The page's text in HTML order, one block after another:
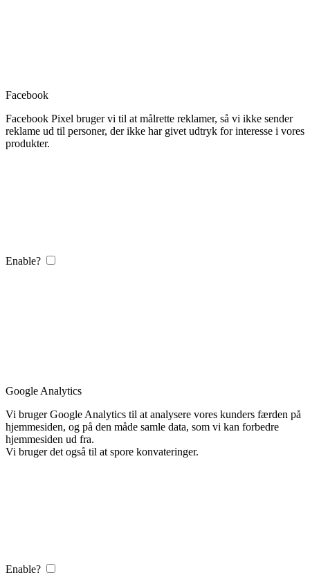
Facebook
Facebook Pixel bruger vi til at målrette reklamer, så vi ikke sender
reklame ud til personer, der ikke har givet udtryk for interesse i vores
produkter.
Enable?
Google Analytics
Vi bruger Google Analytics til at analysere vores kunders færden på
hjemmesiden, og på den måde samle data, som vi kan forbedre
hjemmesiden ud fra.
Vi bruger det også til at spore konvateringer.
Enable?